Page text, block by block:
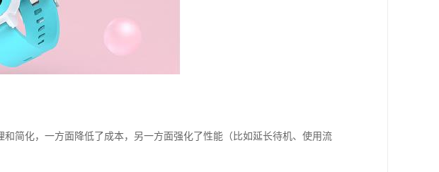
简化，一方面降低了成本，另一方面强化了性能（比如延长待机、使用流